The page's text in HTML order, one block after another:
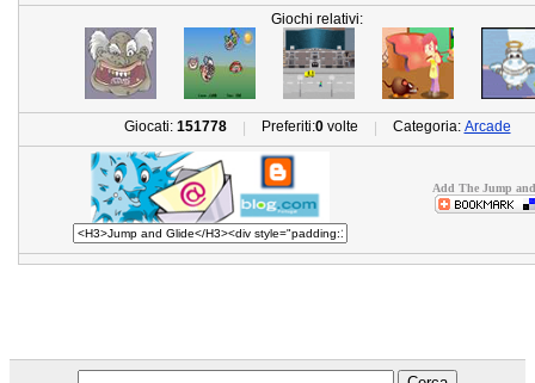
Giochi relativi:
Giocati: 151778 | Preferiti:0volte | Categoria: Arcade
Add The Jump